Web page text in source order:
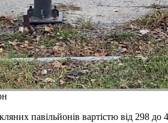
павільйонів вартістю від 298